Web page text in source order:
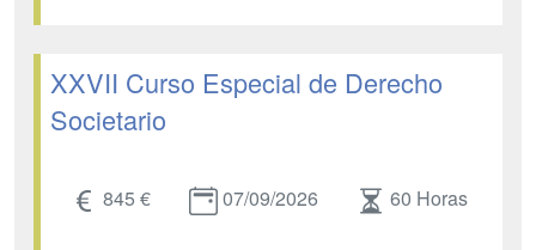
XXVII Curso Especial de Derecho
Societario
845 € 07/09/2026 60 Horas